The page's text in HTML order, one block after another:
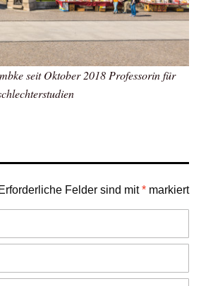
seit Oktober 2018 Professorin für
Erforderliche Felder sind mit* markiert